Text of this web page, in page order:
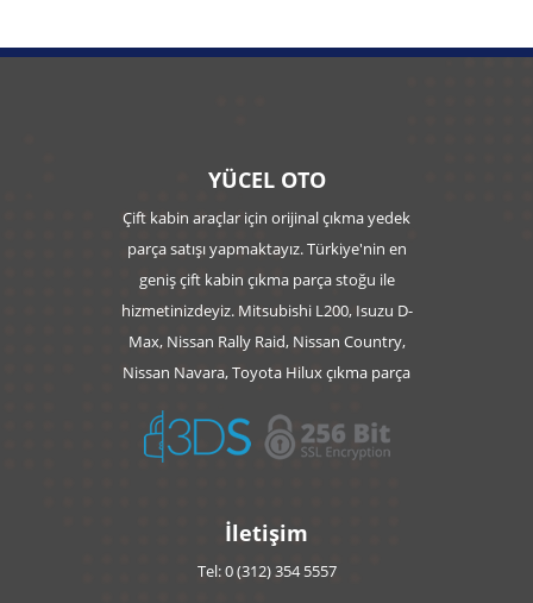
YÜCEL OTO
Çift kabin araçlar için orijinal çıkma yedek
parça satışı yapmaktayız. Türkiye'nin en
geniş çift kabin çıkma parça stoğu ile
hizmetinizdeyiz. Mitsubishi L200, Isuzu D-
Max, Nissan Rally Raid, Nissan Country,
Nissan Navara, Toyota Hilux çıkma parça
İletişim
Tel: 0 (312) 354 5557